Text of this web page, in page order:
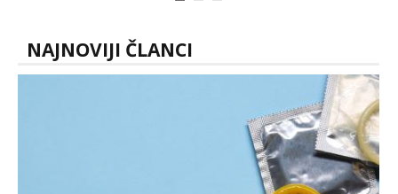
seksa, puš...
NAJNOVIJI ČLANCI